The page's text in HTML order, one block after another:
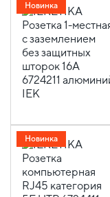
Новинка
Новинка